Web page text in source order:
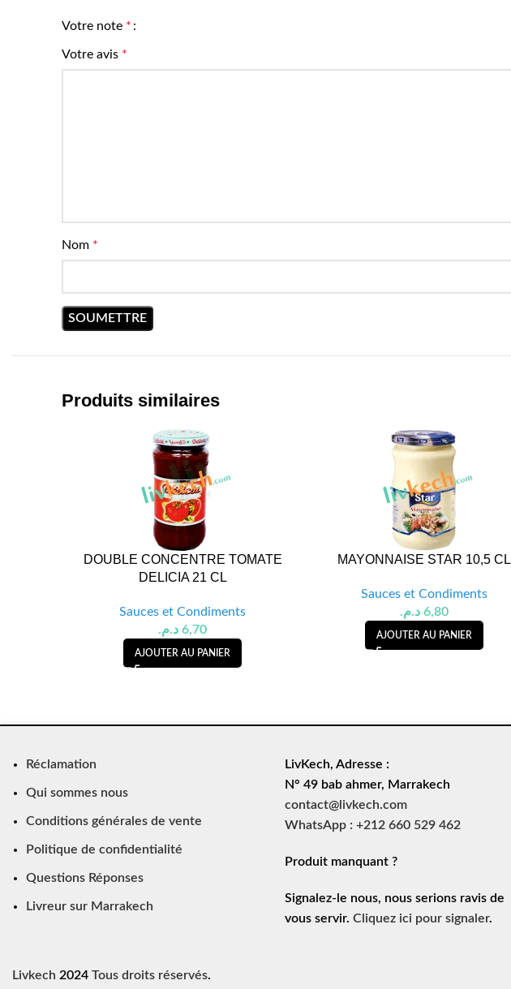
Votre note *
Votre avis *
Nom *
Produits similaires
DOUBLE CONCENTRE TOMATE
DELICIA 21 CL
Sauces et Condiments
6,70 د.م.
AJOUTER AU PANIER
MAYONNAISE STAR 10,5 CL
Sauces et Condiments
6,80 د.م.
AJOUTER AU PANIER
Réclamation
Qui sommes nous
Conditions générales de vente
Politique de confidentialité
Questions Réponses
Livreur sur Marrakech
LivKech, Adresse :
N° 49 bab ahmer, Marrakech
contact@livkech.com
WhatsApp : +212 660 529 462
Produit manquant ?
Signalez-le nous, nous serions ravis de
vous servir. Cliquez ici pour signaler.
Livkech 2024Tous droits réservés.